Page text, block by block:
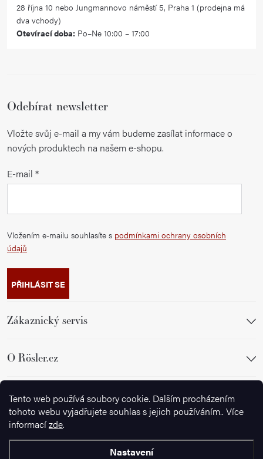
Tento web používá soubory cookie. Dalším procházením
tohoto webu vyjadřujete souhlas s jejich používáním.. Více
informacízde.
Nastavení
28 října 10 nebo Jungmannovo náměstí 5, Praha 1 (prodejna má
dva vchody)
Otevírací doba: Po–Ne 10:00 – 17:00
Odebírat newsletter
Vložte svůj e-mail a my vám budeme zasílat informace o
nových produktech na našem e-shopu.
E-mail
Vložením e-mailu souhlasíte s podmínkami ochrany osobních
údajů
PŘIHLÁSIT SE
Zákaznický servis
O Rösler.cz
Sledujte nás